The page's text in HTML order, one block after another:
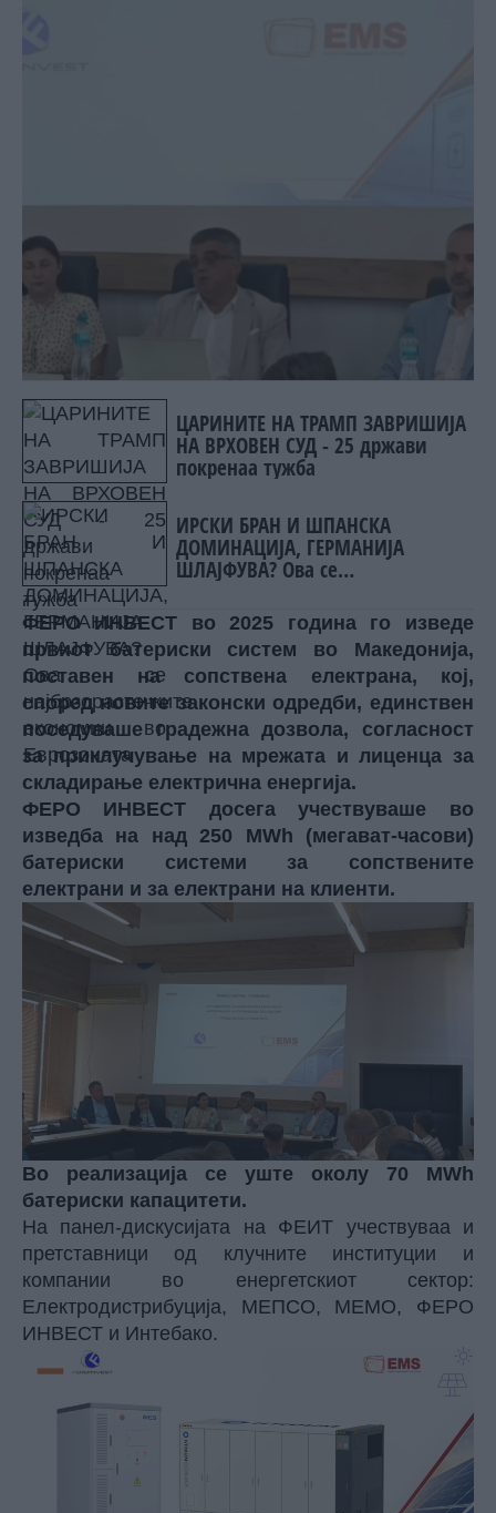
ЦАРИНИТЕ НА ТРАМП ЗАВРИШИЈА
НА ВРХОВЕН СУД - 25 држави
покренаа тужба
ИРСКИ БРАН И ШПАНСКА
ДОМИНАЦИЈА, ГЕРМАНИЈА
ШЛАЈФУВА? Ова се
Еврозоната
ФЕРО ИНВЕСТ во 2025 година го изведе
првиот батериски систем во Македонија,
поставен на сопствена електрана, кој,
според новите законски одредби, единствен
поседуваше градежна дозвола, согласност
за приклучување на мрежата и лиценца за
складирање електрична енергија.
ФЕРО ИНВЕСТ досега учествуваше во
изведба на над 250 MWh (мегават-часови)
батериски системи за сопствените
електрани и за електрани на клиенти.
Во реализација се уште околу 70 MWh
батериски капацитети.
На панел-дискусијата на ФЕИТ учествуваа и
претставници од клучните институции и
компании во енергетскиот сектор:
Електродистрибуција, МЕПСО, МЕМО, ФЕРО
ИНВЕСТ и Интебако.